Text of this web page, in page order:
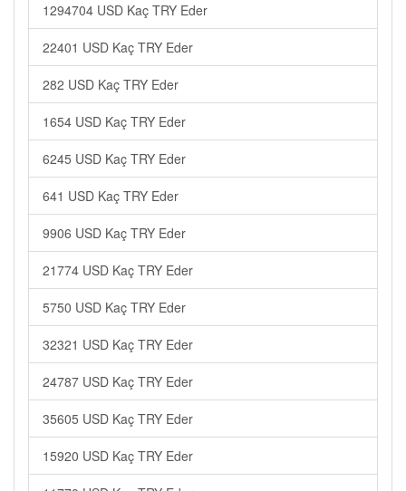
1294704 USD Kaç TRY Eder
22401 USD Kaç TRY Eder
282 USD Kaç TRY Eder
1654 USD Kaç TRY Eder
6245 USD Kaç TRY Eder
641 USD Kaç TRY Eder
9906 USD Kaç TRY Eder
21774 USD Kaç TRY Eder
5750 USD Kaç TRY Eder
32321 USD Kaç TRY Eder
24787 USD Kaç TRY Eder
35605 USD Kaç TRY Eder
15920 USD Kaç TRY Eder